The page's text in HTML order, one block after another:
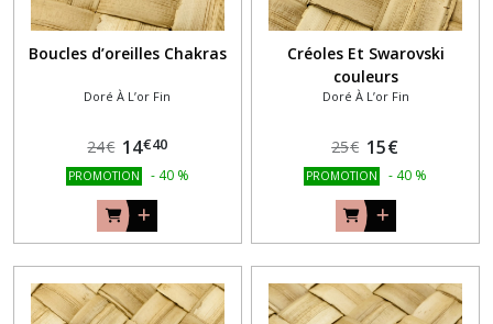
Boucles d’oreilles Chakras
Doré À L’or Fin
24€ 14€40
PROMOTION - 40 %
Créoles Et Swarovski
couleurs
Doré À L’or Fin
25€ 15€
PROMOTION - 40 %